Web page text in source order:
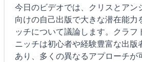
今日のビデオでは、クリスとアン
向けの自己出版で大きな潜在能力
ッチについて議論します。クラフ
ニッチは初心者や経験豊富な出版
あり、多くの異なるアプローチが